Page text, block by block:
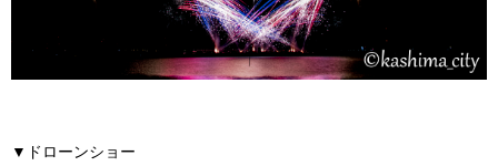
▼ドローンショー